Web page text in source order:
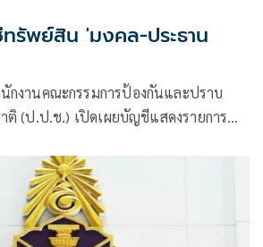
รัพย์สิน 'มงคล-ประธาน
กงานคณะกรรมการป้องกันและปราบ
ติ (ป.ป.ช.) เปิดเผยบัญชีแสดงรายการ